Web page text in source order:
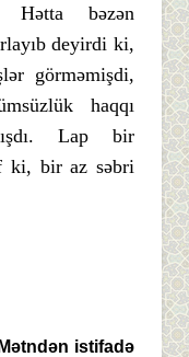
Hətta bəzən
deyirdi ki,
görməmişdi,
haqqı
Lap bir
ki, bir az səbri
istifadə